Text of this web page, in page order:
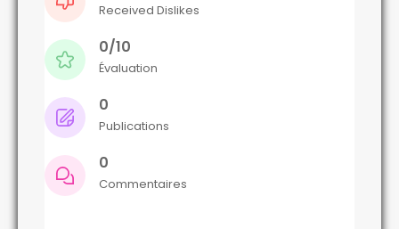
Received Dislikes
0/10
Évaluation
0
Publications
0
Commentaires